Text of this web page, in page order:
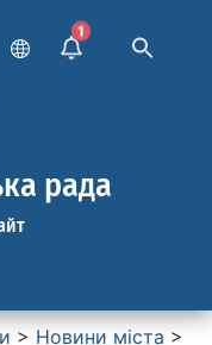
1
рада
> Новини міста >